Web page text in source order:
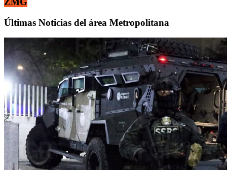
Últimas Noticias del área Metropolitana